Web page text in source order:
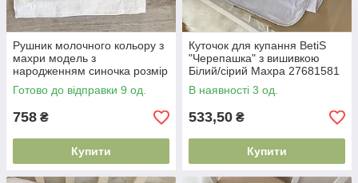
Рушник молочного кольору з
махри модель з
народженням синочка розмір
40 на 75 см з якісного
текстилю
Готово до відправки 9 од.
758 ₴
Купити
Куточок для купання BetiS
"Черепашка" з вишивкою
Білий/сірий Махра 27681581
75*90 см
В наявності 3 од.
533,50 ₴
Купити